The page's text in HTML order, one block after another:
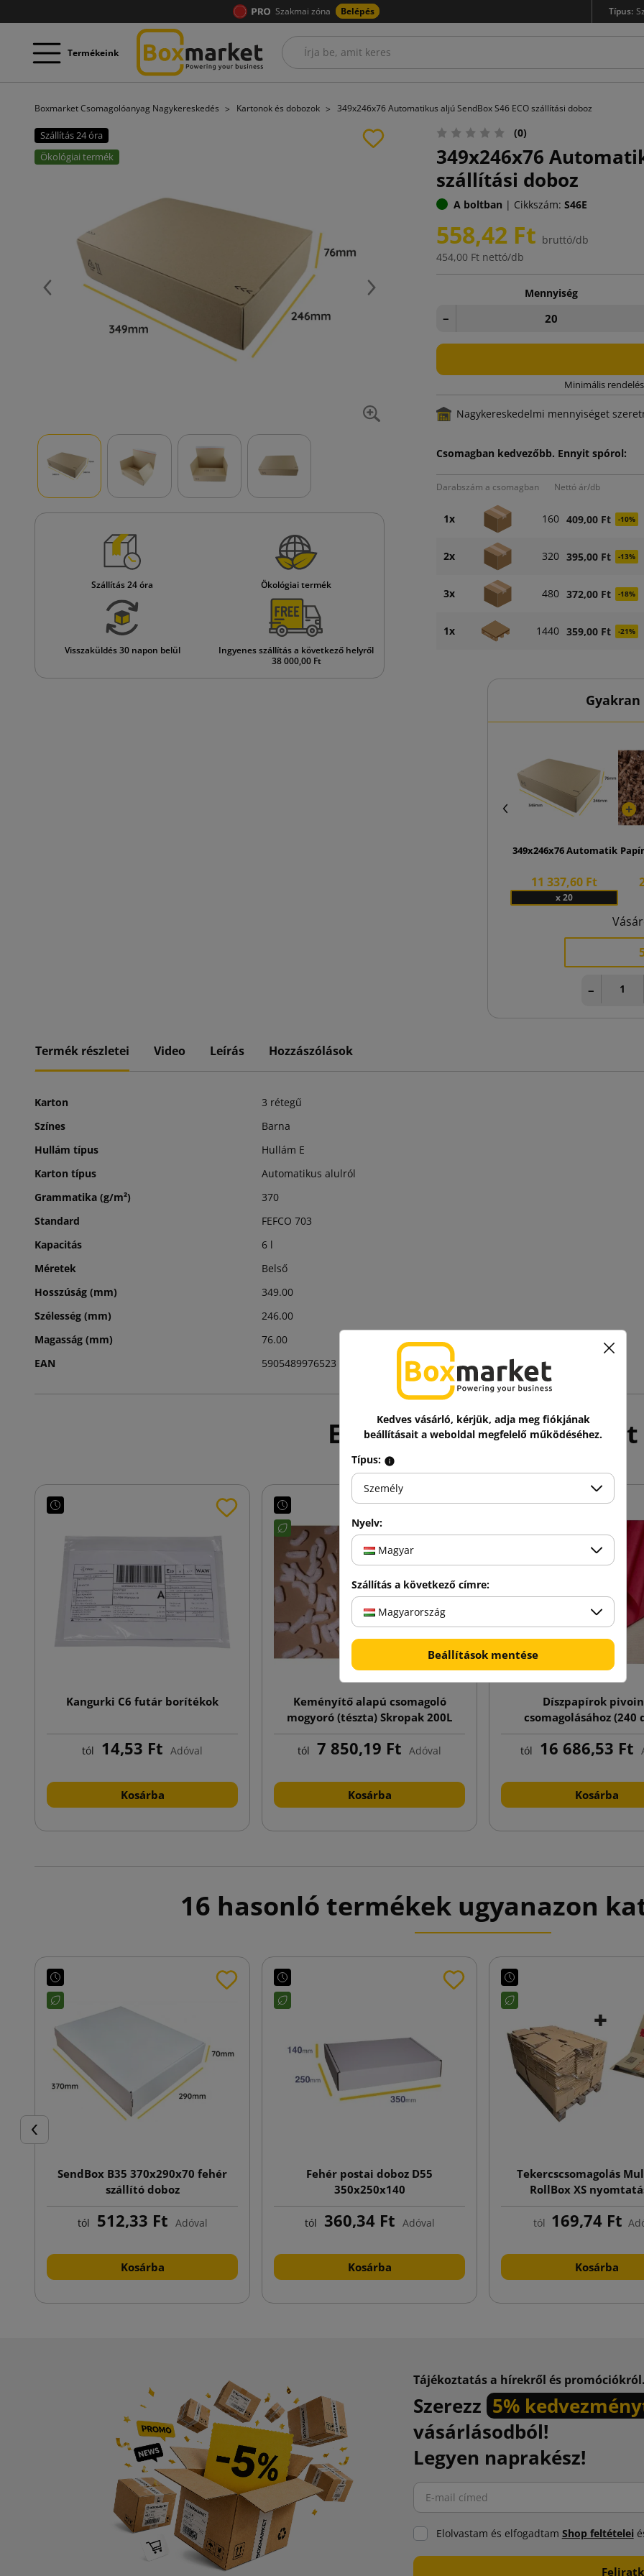
Szakmai zóna Belépés Típus:
Termékeink
Boxmarket Csomagolóanyag Nagykereskedés Kartonok és dobozok 349x246x76 Automatikus aljú SendBox S46 ECO szállítási doboz
Szállítás 24 óra
Ökológiai termék
Előző Következő
Szállítás 24 óra Ökológiai termék
Visszaküldés 30 napon belül
Ingyenes szállítás a következő helyről
38 000,00 Ft
(0)
349x246x76
szállítási doboz
A boltban | Cikkszám: S46E
558,42 Ft bruttó/db
454,00 Ft nettó/db
Mennyiség
−
Minimális
Nagykereskedelmi mennyiséget
Csomagban kedvezőbb. Ennyit spórol:
Darabszám a csomagban Nettó ár/db
1x 160 409,00 Ft -10%
2x 320 395,00 Ft -13%
3x 480 372,00 Ft -18%
1x 1440 359,00 Ft -21%
349x246x76 Automatikus
11 337,60 Ft
x 20
−
Termék részletei Video Leírás Hozzászólások
Karton
3 rétegű
Színes
Barna
Hullám típus
Hullám E
Karton típus
Automatikus alulról
Grammatika (g/m²)
370
Standard
FEFCO 703
Kapacitás
6 l
Méretek
Belső
Hosszúság (mm)
349.00
Szélesség (mm)
246.00
Magasság (mm)
76.00
EAN
5905489976523
Ez még talán érdekelhet
Kangurki C6 futár borítékok
tól 14,53 Ft Adóval
Kosárba
Keményítő alapú csomagoló
mogyoró (tészta) Skropak 200L
tól 7 850,19 Ft Adóval
Kosárba
Díszpapírok
csomagolásához (240
csomag)
tól 16 686,53 Ft
Kosárba
16 hasonló termékek ugyanazon
Előző
SendBox B35 370x290x70 fehér
szállító doboz
tól 512,33 Ft Adóval
Kosárba
Fehér postai doboz D55
350x250x140
tól 360,34 Ft Adóval
Kosárba
Tekercscsomagolás
RollBox XS
210x150x60
tól 169,74 Ft
Kosárba
Tájékoztatás a hírekről és promóciókról.
Szerezz 5%
vásárlásodból!
Legyen naprakész!
Elolvastam és elfogadtam Shop feltételei
Kedves vásárló, kérjük, adja meg fiókjának
beállításait a weboldal megfelelő működéséhez.
Típus:
Személy
Nyelv:
Magyar
Szállítás a következő címre:
Magyarország
Beállítások mentése